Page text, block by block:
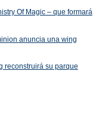
Of Magic – que formará
anuncia una wing
reconstruirá su parque